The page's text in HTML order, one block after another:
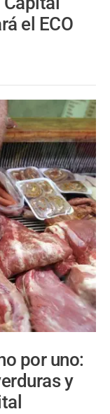
el ECO
por uno:
y